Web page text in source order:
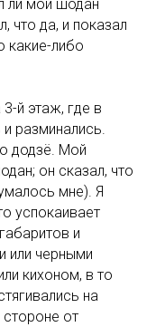
ли мой шодан
что да, и показал
какие-либо
3-й этаж, где в
разминались.
додзё. Мой
он сказал, что
мне). Я
успокаивает
и
или черными
кихоном, в то
на
от